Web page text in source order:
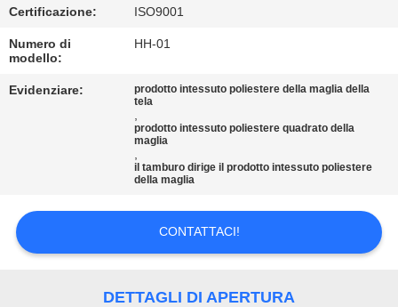
CONTATTICI
NOTIZIE
CITAZIONE
MAPPA
Certificazione: ISO9001
Numero di
modello:
HH-01
Evidenziare:
prodotto intessuto poliestere della maglia della
tela
,
prodotto intessuto poliestere quadrato della
maglia
,
il tamburo dirige il prodotto intessuto poliestere
della maglia
CONTATTACI!
DETTAGLI DI APERTURA